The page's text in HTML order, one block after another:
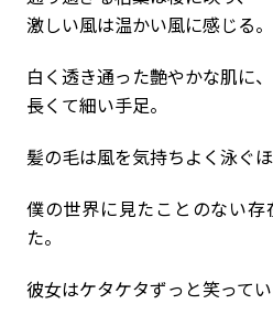
激しい風は温かい風に感じる。
白く透き通った艶やかな肌に、
長くて細い手足。
髪の毛は風を気持ちよく泳ぐほ
僕の世界に見たことのない存
た。
彼女はケタケタずっと笑ってい